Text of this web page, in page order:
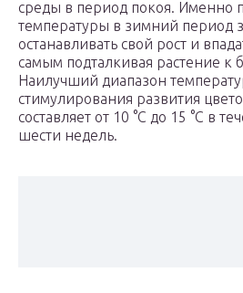
среды в период покоя. Именно
температуры в зимний период
останавливать свой рост и
самым подталкивая растение к
Наилучший диапазон
стимулирования развития
составляет от 10 °С до 15 °С в
шести недель.